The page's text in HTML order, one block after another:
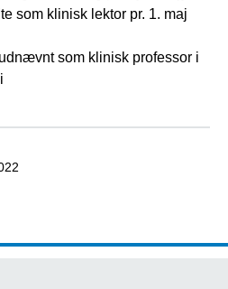
som klinisk lektor pr. 1. maj
som klinisk professor i